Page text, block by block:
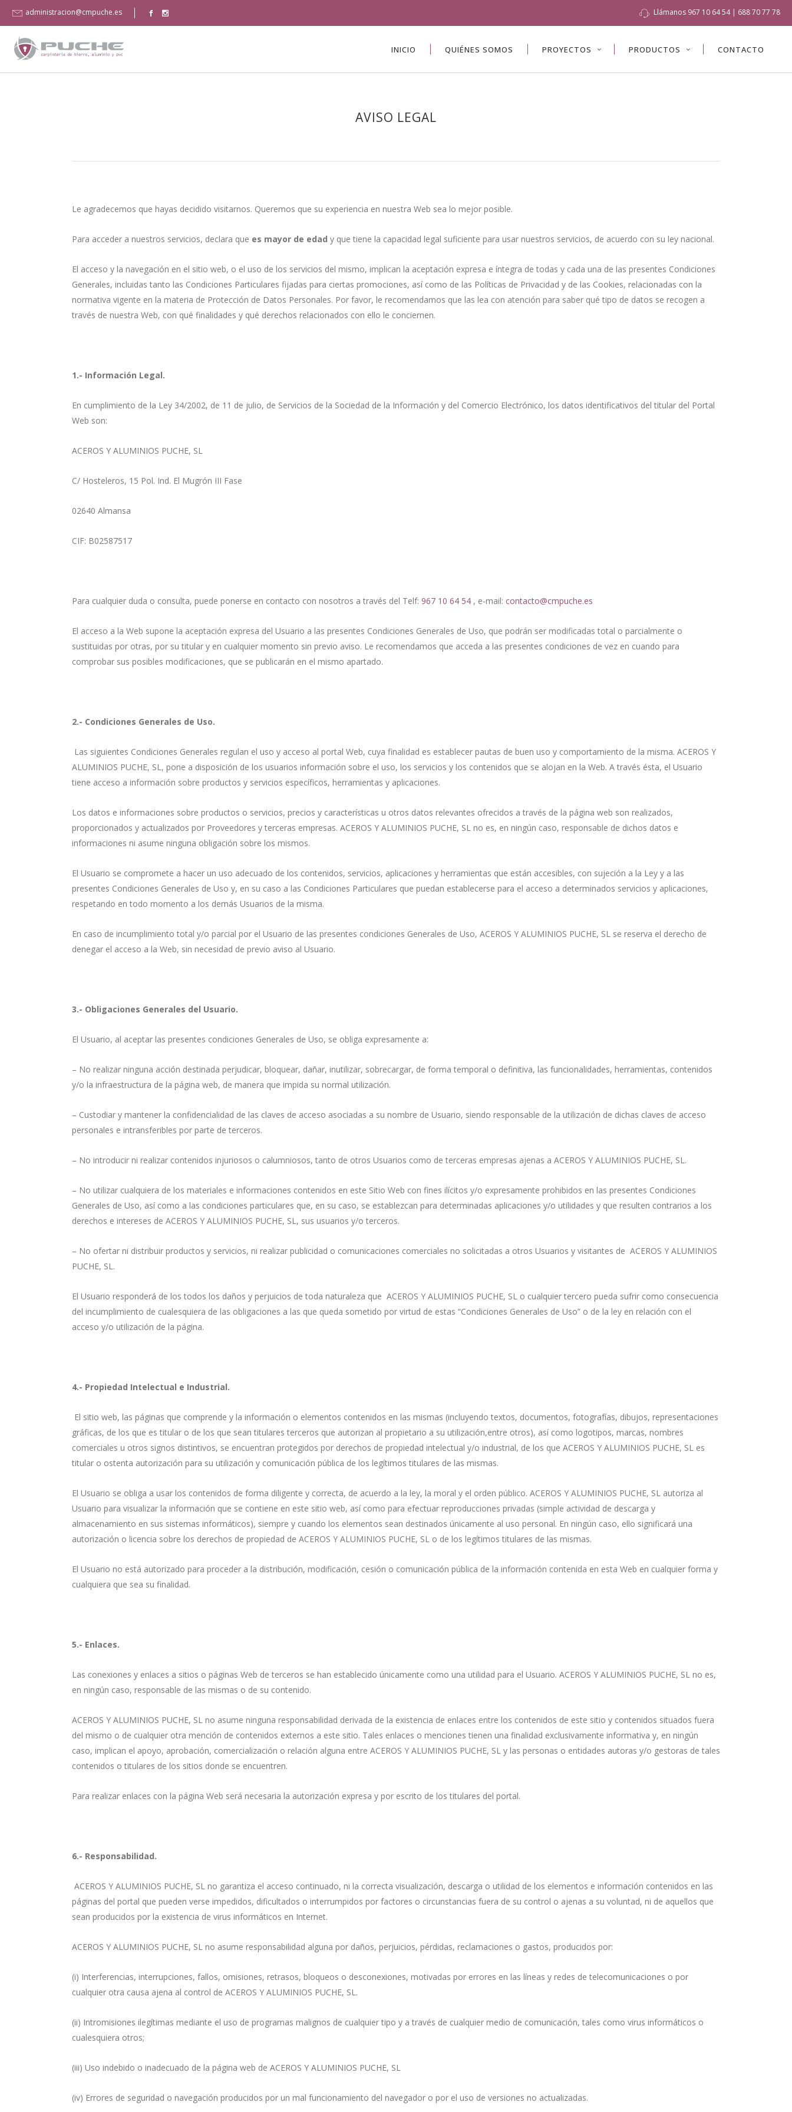
administracion@cmpuche.es Llámanos 967 10 64 54| 688 70 77 78
INICIO QUIÉNES SOMOS PROYECTOS PRODUCTOS CONTACTO
AVISO LEGAL
Le agradecemos que hayas decidido visitarnos. Queremos que su experiencia en nuestra Web sea lo mejor posible.
Para acceder a nuestros servicios, declara que es mayor de edad y que tiene la capacidad legal suficiente para usar nuestros servicios, de acuerdo con su ley nacional.
El acceso y la navegación en el sitio web, o el uso de los servicios del mismo, implican la aceptación expresa e íntegra de todas y cada una de las presentes Condiciones
Generales, incluidas tanto las Condiciones Particulares fijadas para ciertas promociones, así como de las Políticas de Privacidad y de las Cookies, relacionadas con la
normativa vigente en la materia de Protección de Datos Personales. Por favor, le recomendamos que las lea con atención para saber qué tipo de datos se recogen a
través de nuestra Web, con qué finalidades y qué derechos relacionados con ello le conciernen.
1.- Información Legal.
En cumplimiento de la Ley 34/2002, de 11 de julio, de Servicios de la Sociedad de la Información y del Comercio Electrónico, los datos identificativos del titular del Portal
Web son:
ACEROS Y ALUMINIOS PUCHE, SL
C/ Hosteleros, 15 Pol. Ind. El Mugrón III Fase
02640 Almansa
CIF: B02587517
Para cualquier duda o consulta, puede ponerse en contacto con nosotros a través del Telf: 967 10 64 54 , e-mail: contacto@cmpuche.es
El acceso a la Web supone la aceptación expresa del Usuario a las presentes Condiciones Generales de Uso, que podrán ser modificadas total o parcialmente o
sustituidas por otras, por su titular y en cualquier momento sin previo aviso. Le recomendamos que acceda a las presentes condiciones de vez en cuando para
comprobar sus posibles modificaciones, que se publicarán en el mismo apartado.
2.- Condiciones Generales de Uso.
Las siguientes Condiciones Generales regulan el uso y acceso al portal Web, cuya finalidad es establecer pautas de buen uso y comportamiento de la misma. ACEROS Y
ALUMINIOS PUCHE, SL, pone a disposición de los usuarios información sobre el uso, los servicios y los contenidos que se alojan en la Web. A través ésta, el Usuario
tiene acceso a información sobre productos y servicios específicos, herramientas y aplicaciones.
Los datos e informaciones sobre productos o servicios, precios y características u otros datos relevantes ofrecidos a través de la página web son realizados,
proporcionados y actualizados por Proveedores y terceras empresas. ACEROS Y ALUMINIOS PUCHE, SL no es, en ningún caso, responsable de dichos datos e
informaciones ni asume ninguna obligación sobre los mismos.
El Usuario se compromete a hacer un uso adecuado de los contenidos, servicios, aplicaciones y herramientas que están accesibles, con sujeción a la Ley y a las
presentes Condiciones Generales de Uso y, en su caso a las Condiciones Particulares que puedan establecerse para el acceso a determinados servicios y aplicaciones,
respetando en todo momento a los demás Usuarios de la misma.
En caso de incumplimiento total y/o parcial por el Usuario de las presentes condiciones Generales de Uso, ACEROS Y ALUMINIOS PUCHE, SL se reserva el derecho de
denegar el acceso a la Web, sin necesidad de previo aviso al Usuario.
3.- Obligaciones Generales del Usuario.
El Usuario, al aceptar las presentes condiciones Generales de Uso, se obliga expresamente a:
– No realizar ninguna acción destinada perjudicar, bloquear, dañar, inutilizar, sobrecargar, de forma temporal o definitiva, las funcionalidades, herramientas, contenidos
y/o la infraestructura de la página web, de manera que impida su normal utilización.
– Custodiar y mantener la confidencialidad de las claves de acceso asociadas a su nombre de Usuario, siendo responsable de la utilización de dichas claves de acceso
personales e intransferibles por parte de terceros.
– No introducir ni realizar contenidos injuriosos o calumniosos, tanto de otros Usuarios como de terceras empresas ajenas a ACEROS Y ALUMINIOS PUCHE, SL.
– No utilizar cualquiera de los materiales e informaciones contenidos en este Sitio Web con fines ilícitos y/o expresamente prohibidos en las presentes Condiciones
Generales de Uso, así como a las condiciones particulares que, en su caso, se establezcan para determinadas aplicaciones y/o utilidades y que resulten contrarios a los
derechos e intereses de ACEROS Y ALUMINIOS PUCHE, SL, sus usuarios y/o terceros.
– No ofertar ni distribuir productos y servicios, ni realizar publicidad o comunicaciones comerciales no solicitadas a otros Usuarios y visitantes de ACEROS Y ALUMINIOS
PUCHE, SL.
El Usuario responderá de los todos los daños y perjuicios de toda naturaleza que ACEROS Y ALUMINIOS PUCHE, SL o cualquier tercero pueda sufrir como consecuencia
del incumplimiento de cualesquiera de las obligaciones a las que queda sometido por virtud de estas “Condiciones Generales de Uso” o de la ley en relación con el
acceso y/o utilización de la página.
4.- Propiedad Intelectual e Industrial.
El sitio web, las páginas que comprende y la información o elementos contenidos en las mismas (incluyendo textos, documentos, fotografías, dibujos, representaciones
gráficas, de los que es titular o de los que sean titulares terceros que autorizan al propietario a su utilización,entre otros), así como logotipos, marcas, nombres
comerciales u otros signos distintivos, se encuentran protegidos por derechos de propiedad intelectual y/o industrial, de los que ACEROS Y ALUMINIOS PUCHE, SL es
titular o ostenta autorización para su utilización y comunicación pública de los legítimos titulares de las mismas.
El Usuario se obliga a usar los contenidos de forma diligente y correcta, de acuerdo a la ley, la moral y el orden público. ACEROS Y ALUMINIOS PUCHE, SL autoriza al
Usuario para visualizar la información que se contiene en este sitio web, así como para efectuar reproducciones privadas (simple actividad de descarga y
almacenamiento en sus sistemas informáticos), siempre y cuando los elementos sean destinados únicamente al uso personal. En ningún caso, ello significará una
autorización o licencia sobre los derechos de propiedad de ACEROS Y ALUMINIOS PUCHE, SL o de los legítimos titulares de las mismas.
El Usuario no está autorizado para proceder a la distribución, modificación, cesión o comunicación pública de la información contenida en esta Web en cualquier forma y
cualquiera que sea su finalidad.
5.- Enlaces.
Las conexiones y enlaces a sitios o páginas Web de terceros se han establecido únicamente como una utilidad para el Usuario. ACEROS Y ALUMINIOS PUCHE, SL no es,
en ningún caso, responsable de las mismas o de su contenido.
ACEROS Y ALUMINIOS PUCHE, SL no asume ninguna responsabilidad derivada de la existencia de enlaces entre los contenidos de este sitio y contenidos situados fuera
del mismo o de cualquier otra mención de contenidos externos a este sitio. Tales enlaces o menciones tienen una finalidad exclusivamente informativa y, en ningún
caso, implican el apoyo, aprobación, comercialización o relación alguna entre ACEROS Y ALUMINIOS PUCHE, SL y las personas o entidades autoras y/o gestoras de tales
contenidos o titulares de los sitios donde se encuentren.
Para realizar enlaces con la página Web será necesaria la autorización expresa y por escrito de los titulares del portal.
6.- Responsabilidad.
ACEROS Y ALUMINIOS PUCHE, SL no garantiza el acceso continuado, ni la correcta visualización, descarga o utilidad de los elementos e información contenidos en las
páginas del portal que pueden verse impedidos, dificultados o interrumpidos por factores o circunstancias fuera de su control o ajenas a su voluntad, ni de aquellos que
sean producidos por la existencia de virus informáticos en Internet.
ACEROS Y ALUMINIOS PUCHE, SL no asume responsabilidad alguna por daños, perjuicios, pérdidas, reclamaciones o gastos, producidos por:
(i) Interferencias, interrupciones, fallos, omisiones, retrasos, bloqueos o desconexiones, motivadas por errores en las líneas y redes de telecomunicaciones o por
cualquier otra causa ajena al control de ACEROS Y ALUMINIOS PUCHE, SL.
(ii) Intromisiones ilegítimas mediante el uso de programas malignos de cualquier tipo y a través de cualquier medio de comunicación, tales como virus informáticos o
cualesquiera otros;
(iii) Uso indebido o inadecuado de la página web de ACEROS Y ALUMINIOS PUCHE, SL
(iv) Errores de seguridad o navegación producidos por un mal funcionamiento del navegador o por el uso de versiones no actualizadas.